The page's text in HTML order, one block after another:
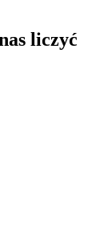
liczyć